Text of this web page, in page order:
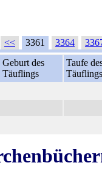
<< 3361 3364
Geburt des
Täuflings
Taufe
Täuflings